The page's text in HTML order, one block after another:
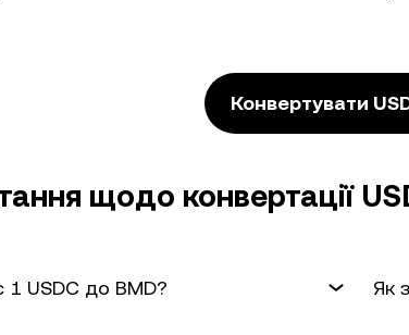
Конвертувати
щодо конвертації
1 USDC до BMD? Як